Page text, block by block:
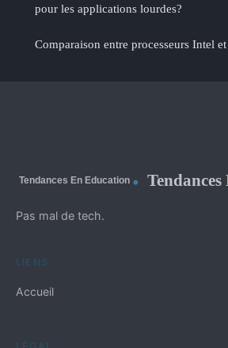
pour les applications lourdes?
Comparaison entre processeurs Intel
Pas mal de tech.
LIENS
Accueil